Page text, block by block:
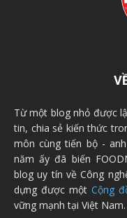
Từ một blog nhỏ được
tin, chia sẻ kiến thức
môn cùng tiến bộ -
năm ấy đã biến
blog uy tín về Công
dựng được một Cộng
vững mạnh tại Việt Nam.